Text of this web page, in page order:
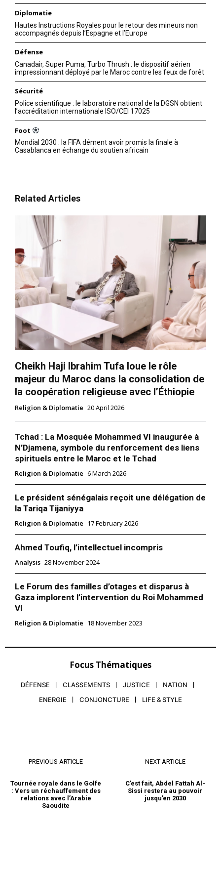
le1.ma
l'information
Insight Publications
Diplomatie
Hautes Instructions Royales pour le retour des mineurs non
accompagnés depuis l’Espagne et l’Europe
Défense
Canadair, Super Puma, Turbo Thrush : le dispositif aérien
impressionnant déployé par le Maroc contre les feux de forêt
Sécurité
Police scientifique : le laboratoire national de la DGSN obtient
l’accréditation internationale ISO/CEI 17025
Foot
Mondial 2030 : la FIFA dément avoir promis la finale à
Casablanca en échange du soutien africain
Related Articles
Cheikh Haji Ibrahim Tufa loue le rôle
majeur du Maroc dans la consolidation de
la coopération religieuse avec l’Éthiopie
Religion & Diplomatie 20 April 2026
Tchad : La Mosquée Mohammed VI inaugurée à
N’Djamena, symbole du renforcement des liens
spirituels entre le Maroc et le Tchad
Religion & Diplomatie 6 March 2026
Le président sénégalais reçoit une délégation de
la Tariqa Tijaniyya
Religion & Diplomatie 17 February 2026
Ahmed Toufiq, l’intellectuel incompris
Analysis 28 November 2024
Le Forum des familles d’otages et disparus à
Gaza implorent l’intervention du Roi Mohammed
VI
Religion & Diplomatie 18 November 2023
Focus Thématiques
DÉFENSE CLASSEMENTS JUSTICE
NATION
ENERGIE
CONJONCTURE LIFE & STYLE
PREVIOUS ARTICLE
Tournée royale dans le Golfe
: Vers un réchauffement des
relations avec l’Arabie
Saoudite
NEXT ARTICLE
C’est fait, Abdel Fattah Al-
Sissi restera au pouvoir
jusqu’en 2030